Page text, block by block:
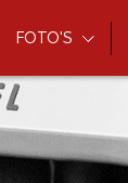
FOTO'S